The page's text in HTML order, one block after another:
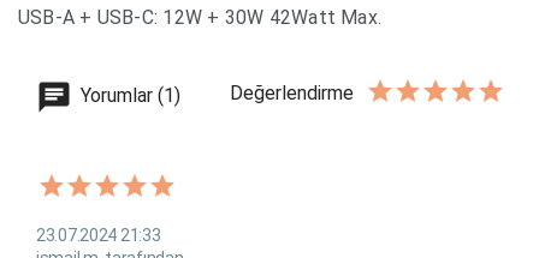
USB-A + USB-C: 12W + 30W 42Watt Max.
Yorumlar (1) Değerlendirme
23.07.2024 21:33